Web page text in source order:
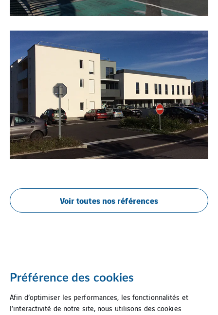
Voir toutes nos références
Préférence des cookies
Afin d’optimiser les performances, les fonctionnalités et
l’interactivité de notre site, nous utilisons des cookies